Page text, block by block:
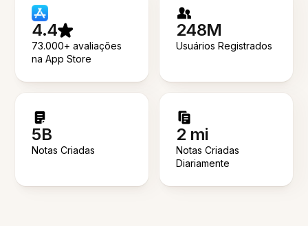
4.4
73.000+ avaliações
na App Store
248M
Usuários Registrados
5B
Notas Criadas
2 mi
Notas Criadas
Diariamente